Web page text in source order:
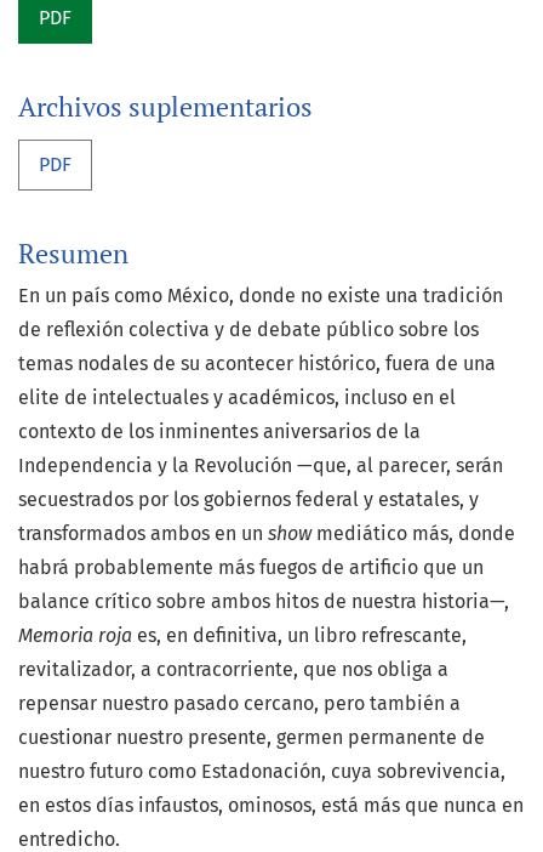
PDF
Archivos suplementarios
PDF
Resumen
En un país como México, donde no existe una tradición
de reflexión colectiva y de debate público sobre los
temas nodales de su acontecer histórico, fuera de una
elite de intelectuales y académicos, incluso en el
contexto de los inminentes aniversarios de la
Independencia y la Revolución —que, al parecer, serán
secuestrados por los gobiernos federal y estatales, y
transformados ambos en un showmediático más, donde
habrá probablemente más fuegos de artificio que un
balance crítico sobre ambos hitos de nuestra historia—,
Memoria roja es, en definitiva, un libro refrescante,
revitalizador, a contracorriente, que nos obliga a
repensar nuestro pasado cercano, pero también a
cuestionar nuestro presente, germen permanente de
nuestro futuro como Estadonación, cuya sobrevivencia,
en estos días infaustos, ominosos, está más que nunca en
entredicho.